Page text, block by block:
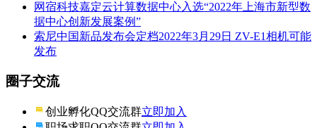
网宿科技嘉定云计算数据中心入选“2022年上海市新型数
据中心创新发展案例”
索尼中国新品发布会定档2022年3月29日 ZV-E1相机可能
发布
圈子交流
创业孵化QQ交流群立即加入